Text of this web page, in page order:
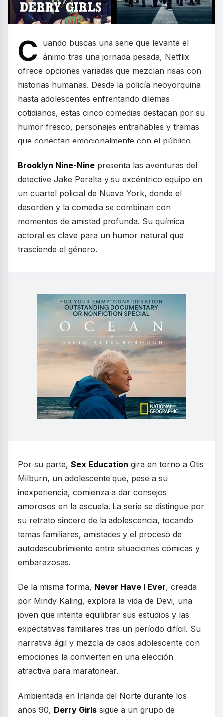
C uando buscas una serie que levante el
ánimo tras una jornada pesada, Netflix
ofrece opciones variadas que mezclan risas con
historias humanas. Desde la policía neoyorquina
hasta adolescentes enfrentando dilemas
cotidianos, estas cinco comedias destacan por su
humor fresco, personajes entrañables y tramas
que conectan emocionalmente con el público.
Brooklyn Nine-Nine presenta las aventuras del
detective Jake Peralta y su excéntrico equipo en
un cuartel policial de Nueva York, donde el
desorden y la comedia se combinan con
momentos de amistad profunda. Su química
actoral es clave para un humor natural que
trasciende el género.
Por su parte, Sex Education gira en torno a Otis
Milburn, un adolescente que, pese a su
inexperiencia, comienza a dar consejos
amorosos en la escuela. La serie se distingue por
su retrato sincero de la adolescencia, tocando
temas familiares, amistades y el proceso de
autodescubrimiento entre situaciones cómicas y
embarazosas.
De la misma forma, Never Have I Ever, creada
por Mindy Kaling, explora la vida de Devi, una
joven que intenta equilibrar sus estudios y las
expectativas familiares tras un período difícil. Su
narrativa ágil y mezcla de caos adolescente con
emociones la convierten en una elección
atractiva para maratonear.
Ambientada en Irlanda del Norte durante los
años 90, Derry Girls sigue a un grupo de